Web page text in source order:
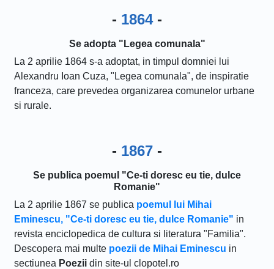
- 1864-
Se adopta "Legea comunala"
La 2 aprilie 1864 s-a adoptat, in timpul domniei lui
Alexandru Ioan Cuza, "Legea comunala", de inspiratie
franceza, care prevedea organizarea comunelor urbane
si rurale.
- 1867 -
Se publica poemul "Ce-ti doresc eu tie, dulce
Romanie"
La 2 aprilie 1867 se publica poemul lui Mihai
Eminescu, "Ce-ti doresc eu tie, dulce Romanie" in
revista enciclopedica de cultura si literatura "Familia".
Descopera mai multe poezii de Mihai Eminescu in
sectiunea Poezii din site-ul clopotel.ro